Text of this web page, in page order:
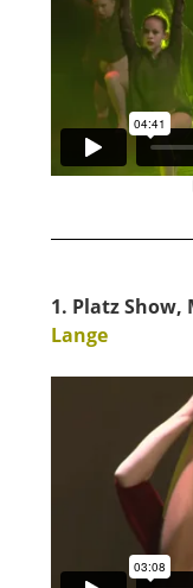
1. Platz Show,
Lange